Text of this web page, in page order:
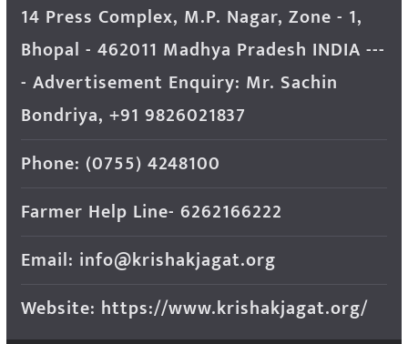
14 Press Complex, M.P. Nagar, Zone - 1,
Bhopal - 462011 Madhya Pradesh INDIA ---
- Advertisement Enquiry: Mr. Sachin
Bondriya, +91 9826021837
Phone: (0755) 4248100
Farmer Help Line- 6262166222
Email: info@krishakjagat.org
Website: https://www.krishakjagat.org/